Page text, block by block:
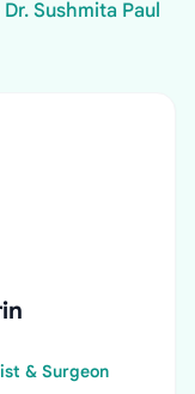
Dr. Sushmita Paul
& Surgeon